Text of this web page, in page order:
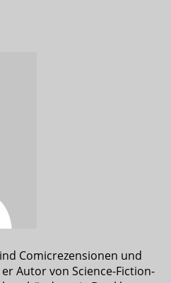
Comicrezensionen und
Autor von Science-Fiction-